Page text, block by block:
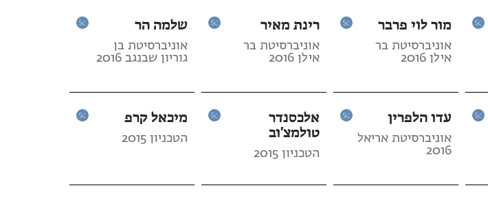
מור לוי פרבר
אוניברסיטת בר
אילן 2016
רינת מאיר
אוניברסיטת בר
אילן 2016
שלמה הר
אוניברסיטת בן
גוריון שבנגב 2016
עדו הלפרין
אוניברסיטת אריאל
2016
אלכסנדר
טולמצ'וב
הטכניון 2015
מיכאל קרפ
הטכניון 2015